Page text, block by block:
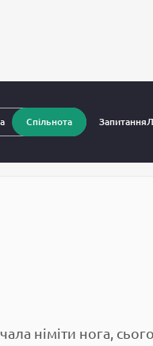
Спільнота Запитання
Запитання до лікарів
німіти нога,